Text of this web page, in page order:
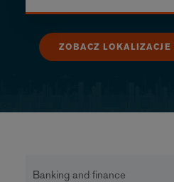
ZOBACZ
Banking and finance